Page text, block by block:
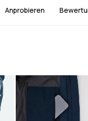
Anprobieren